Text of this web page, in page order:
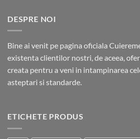
DESPRE NOI
Bine ai venit pe pagina oficiala
existenta clientilor nostri, de aceea,
creata pentru a veni in intampinarea
asteptari si standarde.
ETICHETE PRODUS